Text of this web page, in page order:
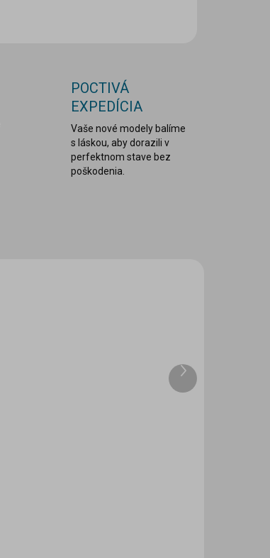
POCTIVÁ
EXPEDÍCIA
Vaše nové modely balíme
s láskou, aby dorazili v
perfektnom stave bez
poškodenia.
SKLADOM
(>5 KS)
Ďalší
produkt